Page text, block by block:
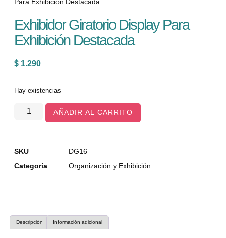
Exhibidor Giratorio Display Para
Exhibición Destacada
$ 1.290
Hay existencias
AÑADIR AL CARRITO
SKU
DG16
Categoría
Organización y Exhibición
Descripción Información adicional